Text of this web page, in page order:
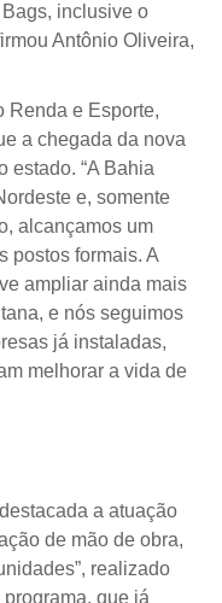
inclusive o
Antônio Oliveira,
Renda e Esporte,
a chegada da nova
estado. “A Bahia
e, somente
alcançamos um
postos formais. A
ampliar ainda mais
e nós seguimos
já instaladas,
melhorar a vida de
a atuação
de mão de obra,
realizado
que já